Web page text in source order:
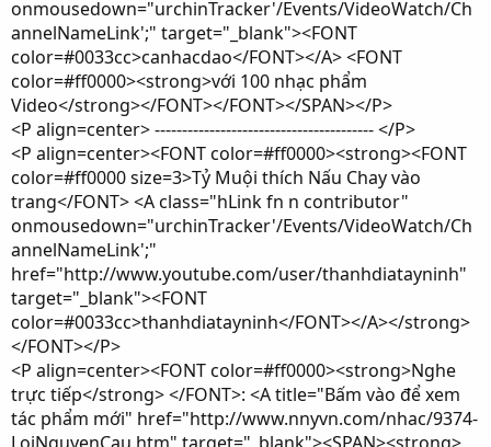
onmousedown="urchinTracker'/Events/VideoWatch/Ch
annelNameLink';" target="_blank"><FONT
color=#0033cc>canhacdao</FONT></A> <FONT
color=#ff0000><strong>với 100 nhạc phẩm
Video</strong></FONT></FONT></SPAN></P>
<P align=center> ---------------------------------------- </P>
<P align=center><FONT color=#ff0000><strong><FONT
color=#ff0000 size=3>Tỷ Muội thích Nấu Chay vào
trang</FONT> <A class="hLink fn n contributor"
onmousedown="urchinTracker'/Events/VideoWatch/Ch
annelNameLink';"
href="http://www.youtube.com/user/thanhdiatayninh"
target="_blank"><FONT
color=#0033cc>thanhdiatayninh</FONT></A></strong>
</FONT></P>
<P align=center><FONT color=#ff0000><strong>Nghe
trực tiếp</strong> </FONT>: <A title="Bấm vào để xem
tác phẩm mới" href="http://www.nnyvn.com/nhac/9374-